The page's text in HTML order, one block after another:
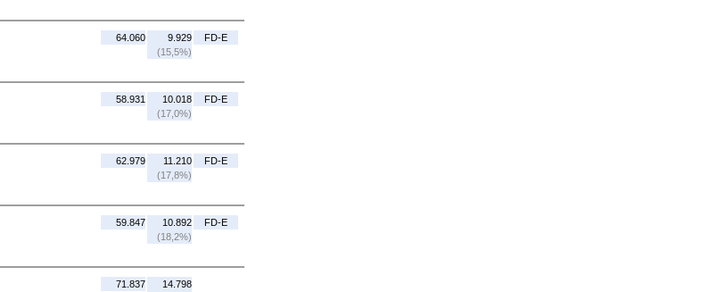
64.060
9.929
(15,5%)
FD-E
58.931
10.018
(17,0%)
FD-E
62.979
11.210
(17,8%)
FD-E
59.847
10.892
(18,2%)
FD-E
71.837
14.798